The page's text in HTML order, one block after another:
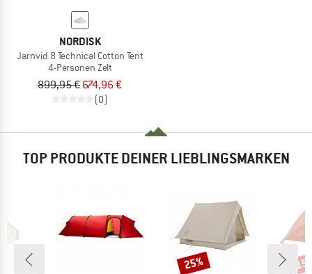
NORDISK
Jarnvid 8 Technical Cotton Tent
4-Personen Zelt
899,95 € 674,96 €
(0)
TOP PRODUKTE DEINER LIEBLINGSMARKEN
Rabatt
25%